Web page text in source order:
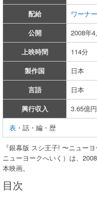
配給
ワーナ
公開
2008年4
上映時間
114分
製作国
日本
言語
日本
興行収入
3.65億円
表 ・話・編・歴
『銀幕版 スシ王子! 〜ニュー
ニューヨークへいく）は、
本映画。
目次